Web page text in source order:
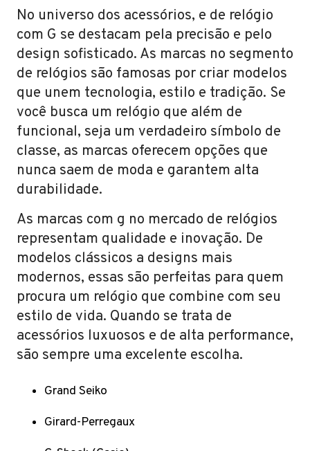
No universo dos acessórios, e de relógio
com G se destacam pela precisão e pelo
design sofisticado. As marcas no segmento
de relógios são famosas por criar modelos
que unem tecnologia, estilo e tradição. Se
você busca um relógio que além de
funcional, seja um verdadeiro símbolo de
classe, as marcas oferecem opções que
nunca saem de moda e garantem alta
durabilidade.
As marcas com g no mercado de relógios
representam qualidade e inovação. De
modelos clássicos a designs mais
modernos, essas são perfeitas para quem
procura um relógio que combine com seu
estilo de vida. Quando se trata de
acessórios luxuosos e de alta performance,
são sempre uma excelente escolha.
Grand Seiko
Girard-Perregaux